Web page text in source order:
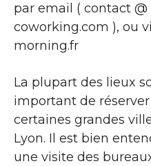
par email ( contact
coworking.com ), ou
morning.fr
La plupart des lieux
important de réserver
certaines grandes
Lyon. Il est bien
une visite des